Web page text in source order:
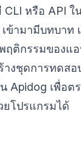
CLI หรือ API ใ
ข้ามามีบทบาท
ฤติกรรมของแ
างชุดการทดสอ
Apidog เพื่อต
ยโปรแกรมได้